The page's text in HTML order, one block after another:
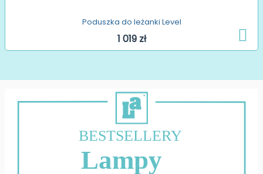
Poduszka do leżanki Level
1 019 zł
BESTSELLERY
Lampy